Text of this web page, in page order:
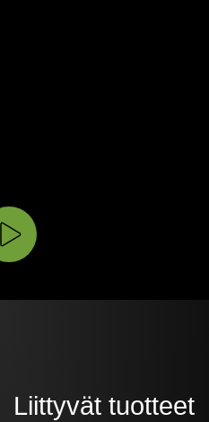
Liittyvät tuotteet